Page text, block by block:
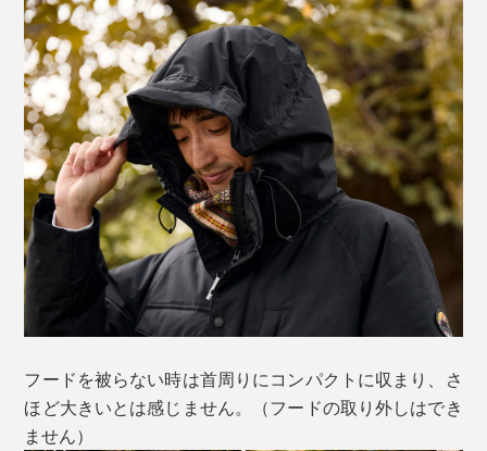
フードを被らない時は首周りにコンパクトに収まり、さ
ほど大きいとは感じません。（フードの取り外しはでき
ません）